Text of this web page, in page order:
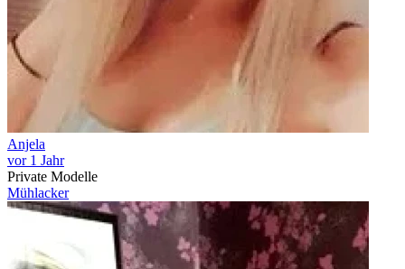
Anjela
vor 1 Jahr
Private Modelle
Mühlacker